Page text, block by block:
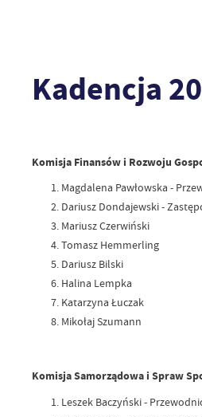
Kadencja
Komisja Finansów i Rozwoju
Magdalena Pawłowska -
Dariusz Dondajewski -
Mariusz Czerwiński
Tomasz Hemmerling
Dariusz Bilski
Halina Lempka
Katarzyna Łuczak
Mikołaj Szumann
Komisja Samorządowa i Spraw
Leszek Baczyński -